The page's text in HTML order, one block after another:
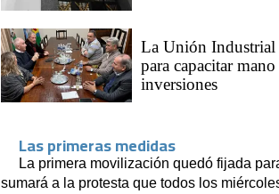
La Unión Industrial
para capacitar
inversiones
Las primeras medidas
La primera movilización quedó fijada
sumará a la protesta que todos los